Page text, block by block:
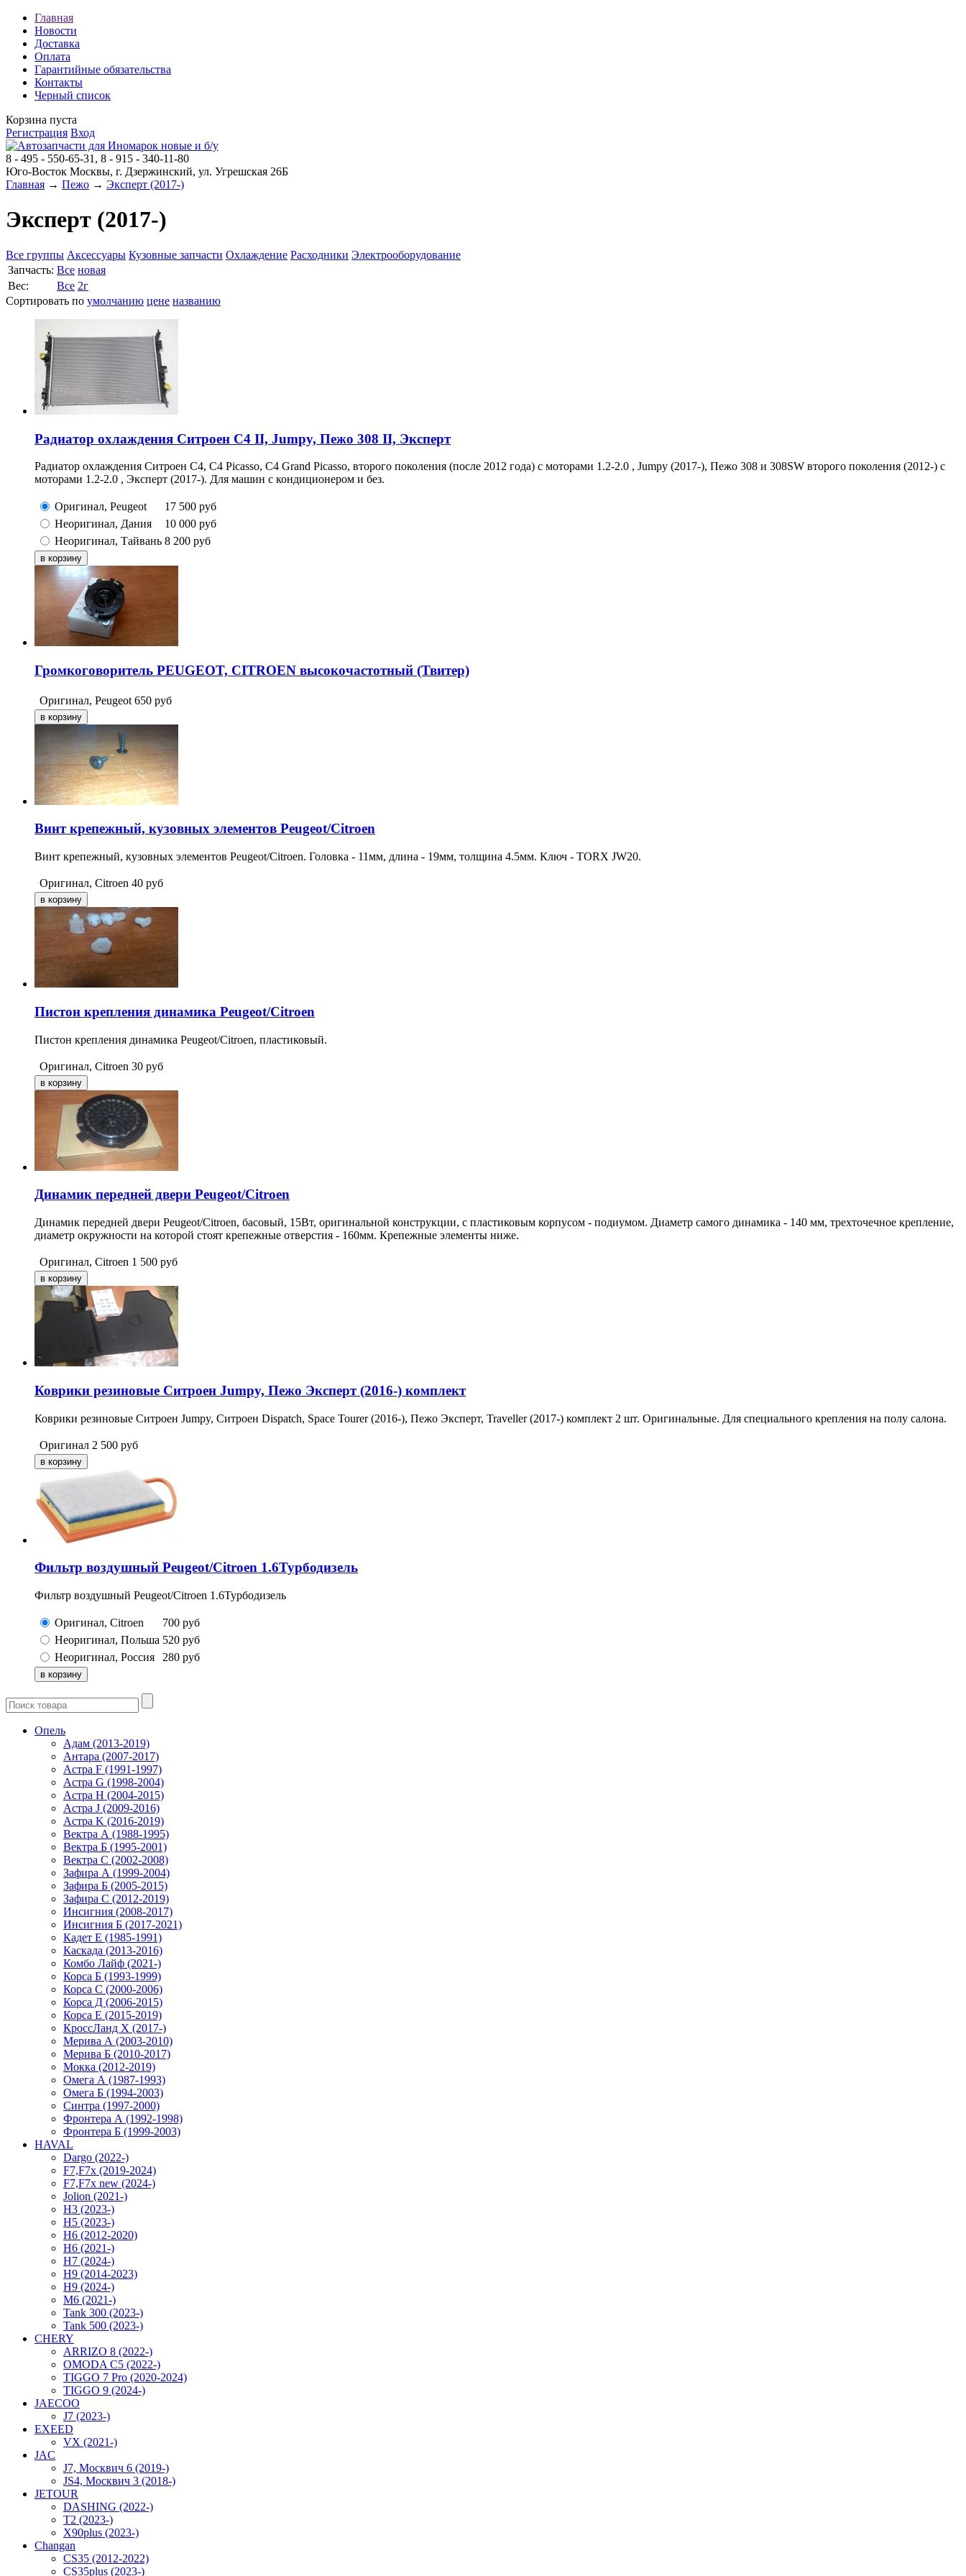
Главная
Новости
Доставка
Оплата
Гарантийные обязательства
Контакты
Черный список
Корзина пуста
Регистрация Вход
8 - 495 - 550-65-31, 8 - 915 - 340-11-80
Юго-Восток Москвы, г. Дзержинский, ул. Угрешская 26Б
Главная → Пежо → Эксперт (2017-)
Эксперт (2017-)
Все группы Аксессуары Кузовные запчасти Охлаждение Расходники Электрооборудование
Запчасть: Все новая
Вес:
Все 2г
Сортировать по умолчанию цене названию
Радиатор охлаждения Ситроен С4 II, Jumpy, Пежо 308 II, Эксперт
Радиатор охлаждения Ситроен С4, C4 Picasso, C4 Grand Picasso, второго поколения (после 2012 года) с моторами 1.2-2.0 , Jumpy (2017-), Пежо 308 и 308SW второго поколения (2012-) с
моторами 1.2-2.0 , Эксперт (2017-). Для машин с кондиционером и без.
Оригинал, Peugeot 17 500 руб
Неоригинал, Дания
10 000 руб
Неоригинал, Тайвань 8 200 руб
Громкоговоритель PEUGEOT, CITROEN высокочастотный (Твитер)
Оригинал, Peugeot 650 руб
Винт крепежный, кузовных элементов Peugeot/Citroen
Винт крепежный, кузовных элементов Peugeot/Citroen. Головка - 11мм, длина - 19мм, толщина 4.5мм. Ключ - TORX JW20.
Оригинал, Citroen 40 руб
Пистон крепления динамика Peugeot/Citroen
Пистон крепления динамика Peugeot/Citroen, пластиковый.
Оригинал, Citroen 30 руб
Динамик передней двери Peugeot/Citroen
Динамик передней двери Peugeot/Citroen, басовый, 15Вт, оригинальной конструкции, с пластиковым корпусом - подиумом. Диаметр самого динамика - 140 мм, трехточечное крепление,
диаметр окружности на которой стоят крепежные отверстия - 160мм. Крепежные элементы ниже.
Оригинал, Citroen 1 500 руб
Коврики резиновые Ситроен Jumpy, Пежо Эксперт (2016-) комплект
Коврики резиновые Ситроен Jumpy, Ситроен Dispatch, Space Tourer (2016-), Пежо Эксперт, Traveller (2017-) комплект 2 шт. Оригинальные. Для специального крепления на полу салона.
Оригинал 2 500 руб
Фильтр воздушный Peugeot/Citroen 1.6Турбодизель
Фильтр воздушный Peugeot/Citroen 1.6Турбодизель
Оригинал, Citroen 700 руб
Неоригинал, Польша 520 руб
Неоригинал, Россия
280 руб
Опель
Адам (2013-2019)
Антара (2007-2017)
Астра F (1991-1997)
Астра G (1998-2004)
Астра H (2004-2015)
Астра J (2009-2016)
Астра K (2016-2019)
Вектра А (1988-1995)
Вектра Б (1995-2001)
Вектра С (2002-2008)
Зафира А (1999-2004)
Зафира Б (2005-2015)
Зафира С (2012-2019)
Инсигния (2008-2017)
Инсигния Б (2017-2021)
Кадет Е (1985-1991)
Каскада (2013-2016)
Комбо Лайф (2021-)
Корса Б (1993-1999)
Корса С (2000-2006)
Корса Д (2006-2015)
Корса E (2015-2019)
КроссЛанд X (2017-)
Мерива А (2003-2010)
Мерива Б (2010-2017)
Мокка (2012-2019)
Омега А (1987-1993)
Омега Б (1994-2003)
Синтра (1997-2000)
Фронтера А (1992-1998)
Фронтера Б (1999-2003)
HAVAL
Dargo (2022-)
F7,F7x (2019-2024)
F7,F7x new (2024-)
Jolion (2021-)
H3 (2023-)
H5 (2023-)
H6 (2012-2020)
H6 (2021-)
H7 (2024-)
H9 (2014-2023)
H9 (2024-)
M6 (2021-)
Tank 300 (2023-)
Tank 500 (2023-)
CHERY
ARRIZO 8 (2022-)
OMODA C5 (2022-)
TIGGO 7 Pro (2020-2024)
TIGGO 9 (2024-)
JAECOO
J7 (2023-)
EXEED
VX (2021-)
JAC
J7, Москвич 6 (2019-)
JS4, Москвич 3 (2018-)
JETOUR
DASHING (2022-)
T2 (2023-)
X90plus (2023-)
Changan
CS35 (2012-2022)
CS35plus (2023-)